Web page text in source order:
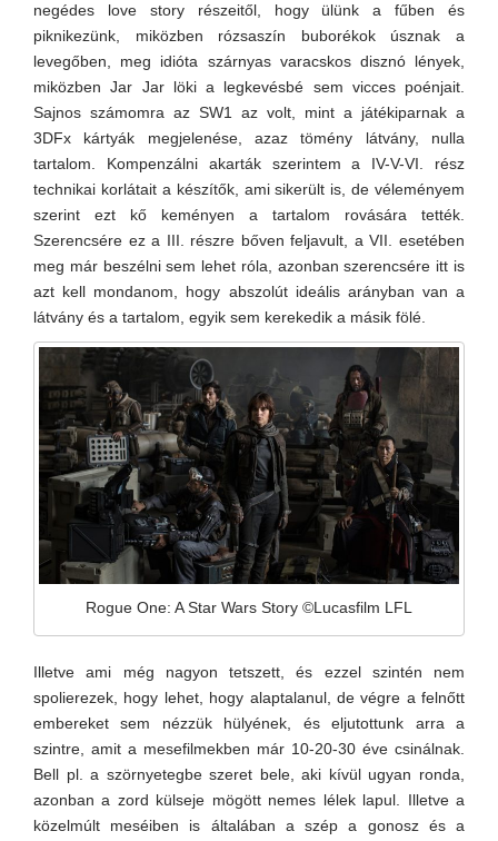
negédes love story részeitől, hogy ülünk a fűben és
piknikezünk, miközben rózsaszín buborékok úsznak a
levegőben, meg idióta szárnyas varacskos disznó lények,
miközben Jar Jar löki a legkevésbé sem vicces poénjait.
Sajnos számomra az SW1 az volt, mint a játékiparnak a
3DFx kártyák megjelenése, azaz tömény látvány, nulla
tartalom. Kompenzálni akarták szerintem a IV-V-VI. rész
technikai korlátait a készítők, ami sikerült is, de véleményem
szerint ezt kő keményen a tartalom rovására tették.
Szerencsére ez a III. részre bőven feljavult, a VII. esetében
meg már beszélni sem lehet róla, azonban szerencsére itt is
azt kell mondanom, hogy abszolút ideális arányban van a
látvány és a tartalom, egyik sem kerekedik a másik fölé.
Rogue One: A Star Wars Story ©Lucasfilm LFL
Illetve ami még nagyon tetszett, és ezzel szintén nem
spolierezek, hogy lehet, hogy alaptalanul, de végre a felnőtt
embereket sem nézzük hülyének, és eljutottunk arra a
szintre, amit a mesefilmekben már 10-20-30 éve csinálnak.
Bell pl. a szörnyetegbe szeret bele, aki kívül ugyan ronda,
azonban a zord külseje mögött nemes lélek lapul. Illetve a
közelmúlt meséiben is általában a szép a gonosz és a